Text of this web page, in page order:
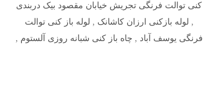
کنی توالت فرنگی تجریش خیابان مقصود بیک دربندی
, لوله بازکنی ارزان کاشانک , لوله باز کنی توالت
فرنگی یوسف آباد , چاه باز کنی شبانه روزی آلستوم ,